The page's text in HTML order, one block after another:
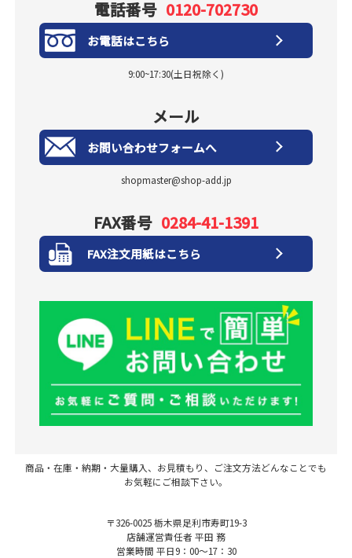
電話番号 0120-702730
お電話はこちら
9:00~17:30(土日祝除く)
メール
お問い合わせフォームへ
shopmaster@shop-add.jp
FAX番号 0284-41-1391
FAX注文用紙はこちら
商品・在庫・納期・大量購入、お見積もり、ご注文方法どんなことでも
お気軽にご相談下さい。
〒326-0025 栃木県足利市寿町19-3
店舗運営責任者 平田 務
営業時間 平日9：00～17：30